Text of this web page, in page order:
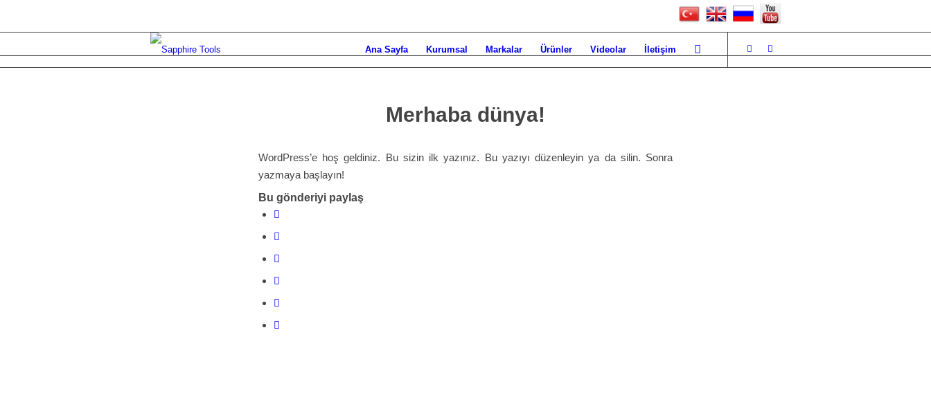
Ana Sayfa Kurumsal Markalar Ürünler Videolar İletişim
Merhaba dünya!
WordPress’e hoş geldiniz. Bu sizin ilk yazınız. Bu yazıyı düzenleyin ya da silin. Sonra
yazmaya başlayın!
Bu gönderiyi paylaş